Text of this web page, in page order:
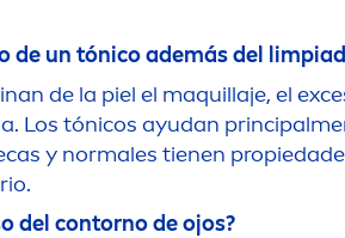
de un tónico además del
de la piel el maquillaje, el
Los tónicos ayudan principal
y normales tienen
del contorno de ojos?